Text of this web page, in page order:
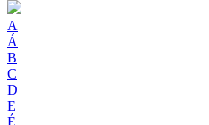
A
Á
B
C
D
E
É